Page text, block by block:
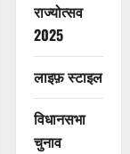
राज्योत्सव
2025
लाइफ़ स्टाइल
विधानसभा
चुनाव